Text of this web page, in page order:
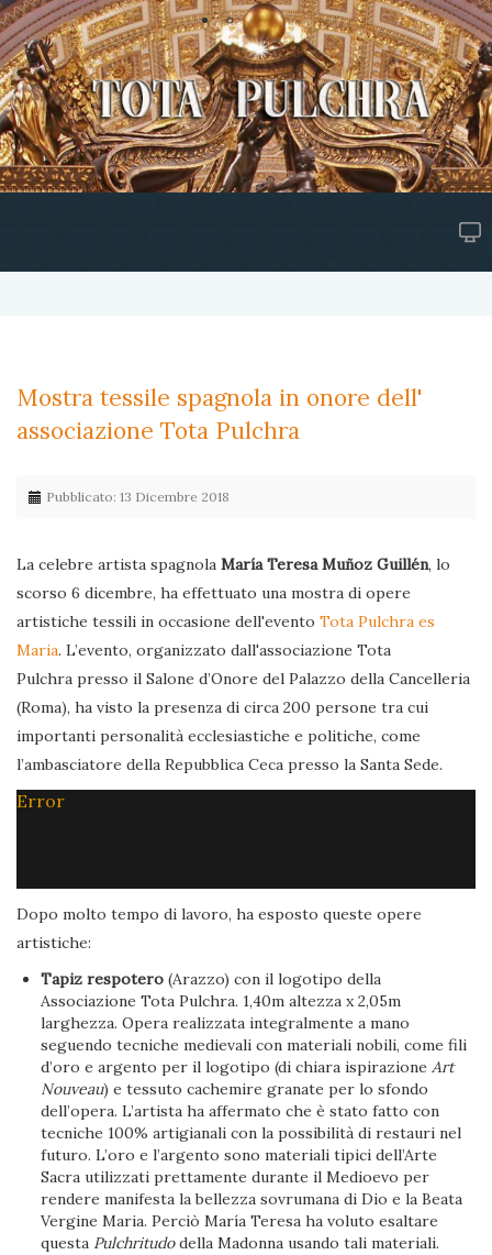
Mostra tessile spagnola in onore dell'
associazione Tota Pulchra
Pubblicato: 13 Dicembre 2018
La celebre artista spagnola María Teresa Muñoz Guillén, lo
scorso 6 dicembre, ha effettuato una mostra di opere
artistiche tessili in occasione dell'evento Tota Pulchra es
Maria. L’evento, organizzato dall'associazione Tota
Pulchra presso il Salone d’Onore del Palazzo della Cancelleria
(Roma), ha visto la presenza di circa 200 persone tra cui
importanti personalità ecclesiastiche e politiche, come
l’ambasciatore della Repubblica Ceca presso la Santa Sede.
Error
Dopo molto tempo di lavoro, ha esposto queste opere
artistiche:
Tapiz respotero (Arazzo) con il logotipo della
Associazione Tota Pulchra. 1,40m altezza x 2,05m
larghezza. Opera realizzata integralmente a mano
seguendo tecniche medievali con materiali nobili, come fili
d’oro e argento per il logotipo (di chiara ispirazioneArt
Nouveau) e tessuto cachemire granate per lo sfondo
dell’opera. L’artista ha affermato che è stato fatto con
tecniche 100% artigianali con la possibilità di restauri nel
futuro. L’oro e l’argento sono materiali tipici dell’Arte
Sacra utilizzati prettamente durante il Medioevo per
rendere manifesta la bellezza sovrumana di Dio e la Beata
Vergine Maria. Perciò María Teresa ha voluto esaltare
questa Pulchritudodella Madonna usando tali materiali.